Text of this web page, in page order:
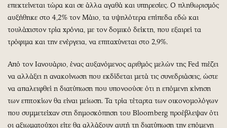
επεκτείνεται τώρα και σε άλλα αγαθά και υπηρεσίες. Ο πληθωρισμός
αυξήθηκε στο 4,2% τον Μάιο, τα υψηλότερα επίπεδα εδώ και
τουλάχιστον τρία χρόνια, με τον δομικό δείκτη, που εξαιρεί τα
τρόφιμα και την ενέργεια, να επιταχύνεται στο 2,9%.
Από τον Ιανουάριο, ένας αυξανόμενος αριθμός μελών της Fed πιέζει
να αλλάξει η ανακοίνωση που εκδίδεται μετά τις συνεδριάσεις, ώστε
να απαλειφθεί η διατύπωση που υπονοούσε ότι η επόμενη κίνηση
των επιτοκίων θα είναι μείωση. Τα τρία τέταρτα των οικονομολόγων
που συμμετείχαν στη δημοσκόπηση του Bloomberg προέβλεψαν ότι
οι αξιωματούχοι είτε θα αλλάξουν αυτή τη διατύπωση την επόμενη